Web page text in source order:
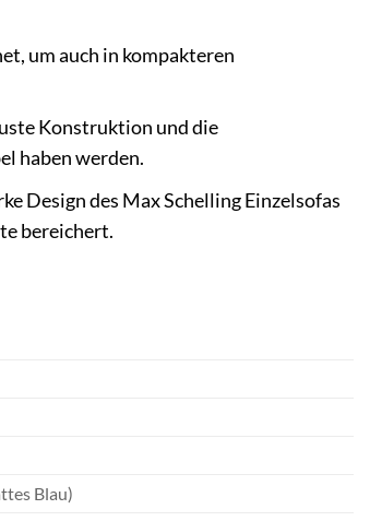
um auch in kompakteren
Konstruktion und die
haben werden.
Design des Max Schelling Einzelsofas
bereichert.
Blau)